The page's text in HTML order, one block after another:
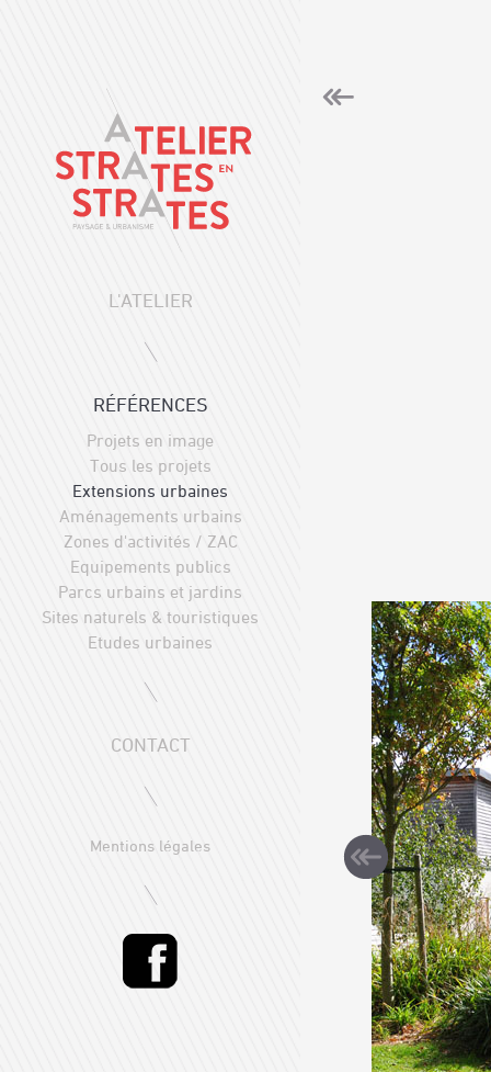
L'ATELIER
RÉFÉRENCES
Projets en image
Tous les projets
Extensions urbaines
Aménagements urbains
Zones d'activités / ZAC
Equipements publics
Parcs urbains et jardins
Sites naturels & touristiques
Etudes urbaines
CONTACT
Mentions légales